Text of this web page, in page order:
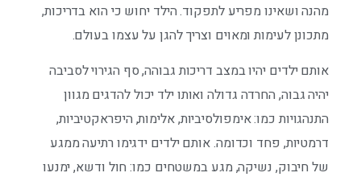
מהנה ושאינו מפריע לתפקוד. הילד יחוש כי הוא בדריכות,
מתכונן לעימות ומאוים וצריך להגן על עצמו בעולם.
אותם ילדים יהיו במצב דריכות גבוהה, סף הגירוי לסביבה
יהיה גבוה, החרדה גדולה ואותו ילד יכול להדגים מגוון
התנהגויות כמו: אימפולסיביות, אלימות, היפראקטיביות,
דרמטיות, פחד וכדומה. אותם ילדים ידגימו רתיעה ממגע
של חיבוק, נשיקה, מגע במשטחים כמו: חול ודשא, ימנעו